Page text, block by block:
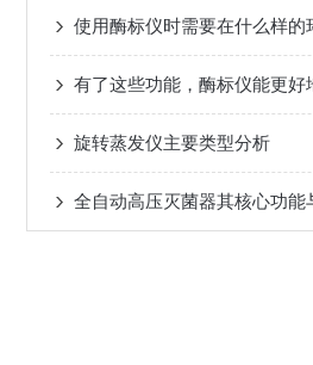
使用酶标仪时需要在什么样的
旋转蒸发仪主要类型分析